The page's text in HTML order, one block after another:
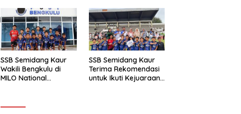
SSB Semidang Kaur
Wakili Bengkulu di
MILO National
SSB Semidang Kaur
Terima Rekomendasi
untuk Ikuti Kejuaraan